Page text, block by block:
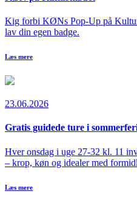
Kig forbi KØNs Pop-Up på
lav din egen badge.
Læs mere
23.06.2026
Gratis guidede ture i
Hver onsdag i uge 27-32 kl. 11
– krop, køn og idealer med
Læs mere